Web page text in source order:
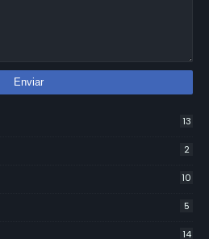
13
2
10
5
14